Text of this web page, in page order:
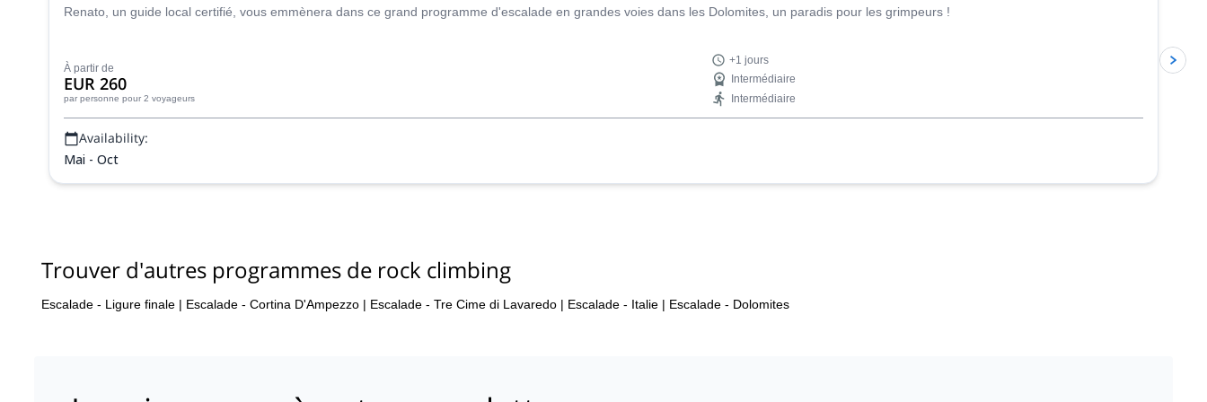
Renato, un guide local certifié, vous emmènera dans ce grand programme d'escalade en grandes voies dans les Dolomites, un paradis pour les grimpeurs !
À partir de
EUR 260
par personne pour 2 voyageurs
+1 jours
Intermédiaire
Intermédiaire
Availability:
Mai - Oct
Trouver d'autres programmes de rock climbing
Escalade - Ligure finale | Escalade - Cortina D'Ampezzo | Escalade - Tre Cime di Lavaredo | Escalade - Italie | Escalade - Dolomites